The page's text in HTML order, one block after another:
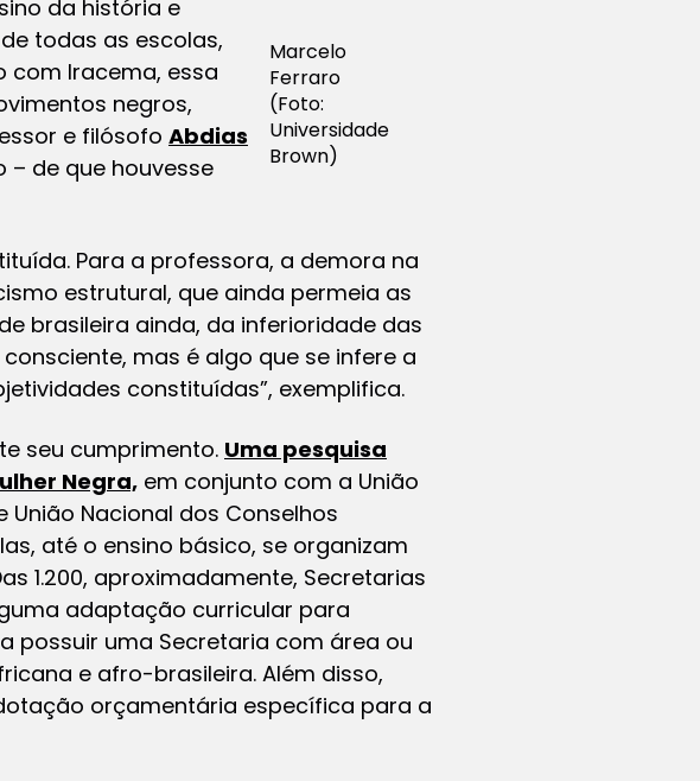
Marcelo
Ferraro
(Foto:
Universidade
Brown)
da história e
todas as escolas,
com Iracema, essa
negros,
e filósofo Abdias
de que houvesse
Para a professora, a demora na
estrutural, que ainda permeia as
brasileira ainda, da inferioridade das
mas é algo que se infere a
constituídas”, exemplifica.
seu cumprimento. Uma pesquisa
Negra, em conjunto com a União
União Nacional dos Conselhos
até o ensino básico, se organizam
1.200, aproximadamente, Secretarias
adaptação curricular para
possuir uma Secretaria com área ou
e afro-brasileira. Além disso,
orçamentária específica para a